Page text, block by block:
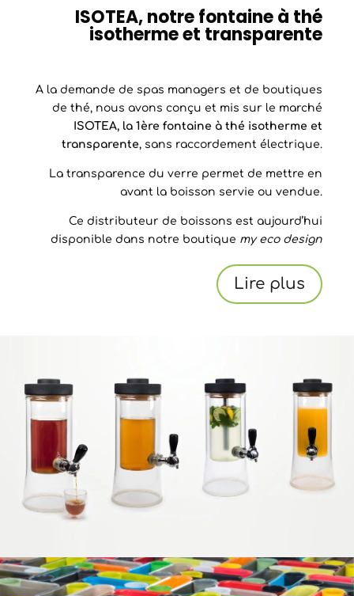
ISOTEA, notre fontaine à thé
isotherme et transparente
A la demande de spas managers et de boutiques
de thé, nous avons conçu et mis sur le marché
ISOTEA, la 1ère fontaine à thé isotherme et
transparente, sans raccordement électrique.
La transparence du verre permet de mettre en
avant la boisson servie ou vendue.
Ce distributeur de boissons est aujourd’hui
disponible dans notre boutique my eco design
Lire plus